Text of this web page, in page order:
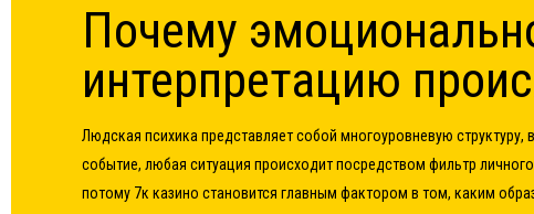
Почему
интерпретацию
Людская психика представляет собой многоуровневую
событие, любая ситуация происходит посредством фильтр
потому 7к казино становится главным фактором в том, каким